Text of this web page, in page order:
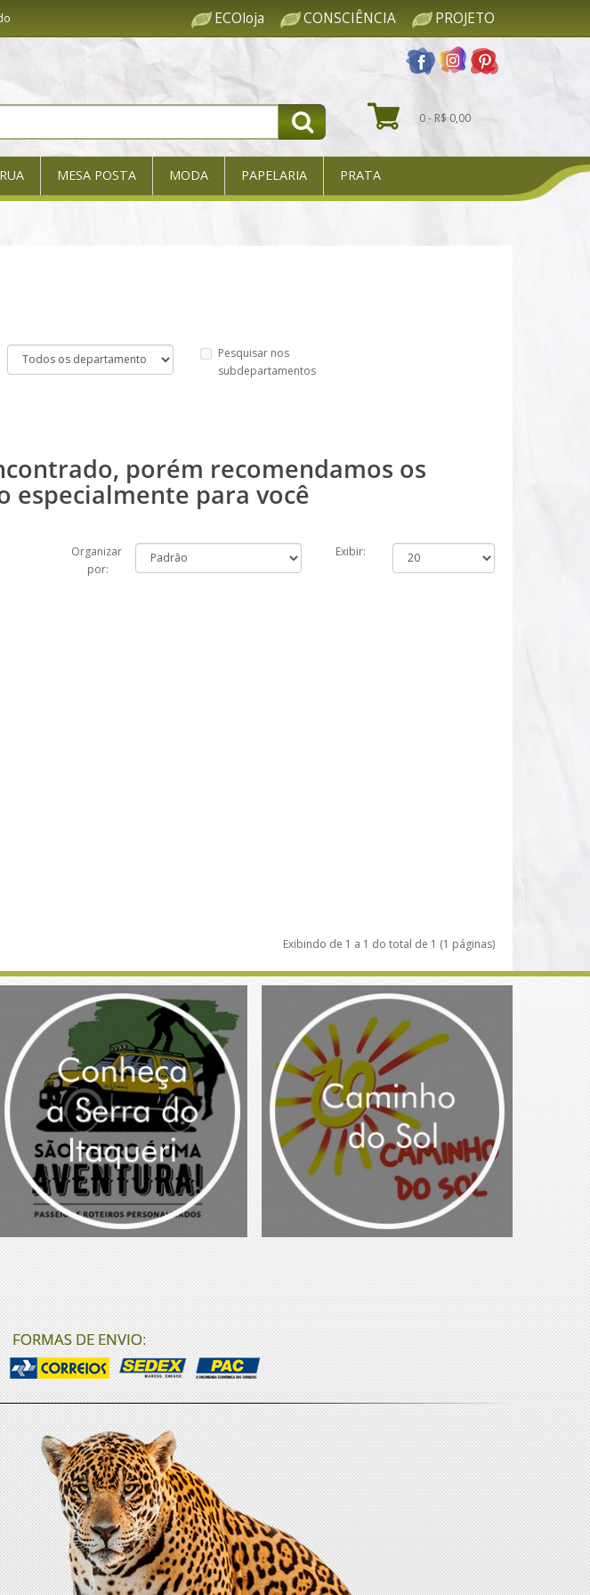
ECOloja CONSCIÊNCIA PROJETO
0 - R$ 0,00
MESA POSTA MODA PAPELARIA PRATA
Pesquisar nos
subdepartamentos
porém recomendamos os
especialmente para você
Organizar
por:
Exibir:
Exibindo de 1 a 1 do total de 1 (1 páginas)
FORMAS DE ENVIO: